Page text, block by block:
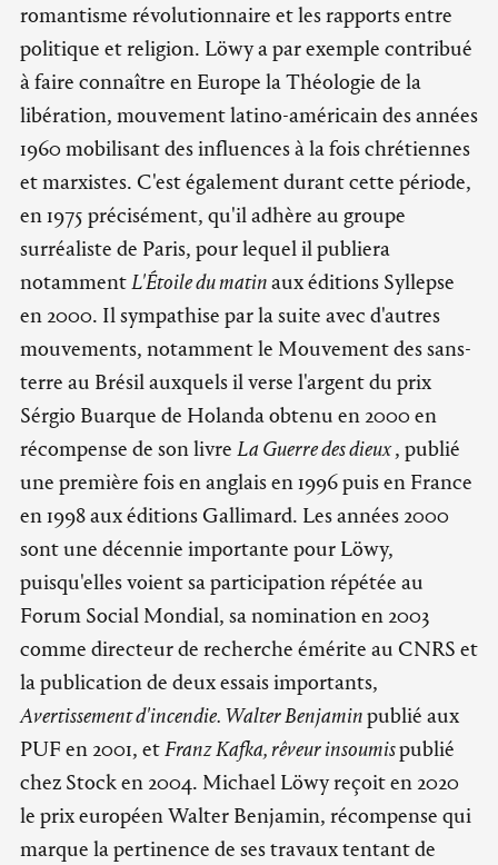
romantisme révolutionnaire et les rapports entre
politique et religion. Löwy a par exemple contribué
à faire connaître en Europe la Théologie de la
libération, mouvement latino-américain des années
1960 mobilisant des influences à la fois chrétiennes
et marxistes. C'est également durant cette période,
en 1975 précisément, qu'il adhère au groupe
surréaliste de Paris, pour lequel il publiera
notamment L'Étoile du matinaux éditions Syllepse
en 2000. Il sympathise par la suite avec d'autres
mouvements, notamment le Mouvement des sans-
terre au Brésil auxquels il verse l'argent du prix
Sérgio Buarque de Holanda obtenu en 2000 en
récompense de son livre La Guerre des dieux, publié
une première fois en anglais en 1996 puis en France
en 1998 aux éditions Gallimard. Les années 2000
sont une décennie importante pour Löwy,
puisqu'elles voient sa participation répétée au
Forum Social Mondial, sa nomination en 2003
comme directeur de recherche émérite au CNRS et
la publication de deux essais importants,
Avertissement d'incendie. Walter Benjaminpublié aux
PUF en 2001, et Franz Kafka, rêveur insoumispublié
chez Stock en 2004. Michael Löwy reçoit en 2020
le prix européen Walter Benjamin, récompense qui
marque la pertinence de ses travaux tentant de